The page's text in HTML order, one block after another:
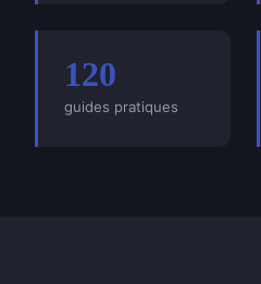
120
guides pratiques